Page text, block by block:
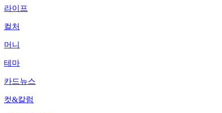
라이프
컬처
머니
테마
카드뉴스
컷&칼럼